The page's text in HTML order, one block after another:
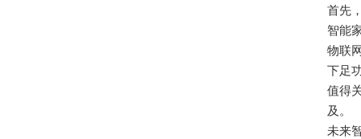
首先
智能
物联
下足
值得
及。
未来